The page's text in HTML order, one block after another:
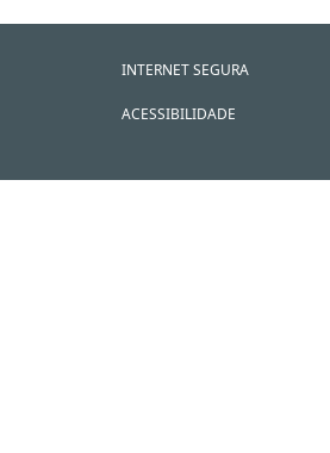
INTERNET SEGURA
ACESSIBILIDADE